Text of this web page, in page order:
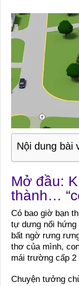
Nội dung bài
Mở đầu:
thành…
Có bao giờ bạn
tự dưng nổi hứng
bất ngờ rưng
thơ của mình,
mái trường cấp 2
Chuyện tưởng